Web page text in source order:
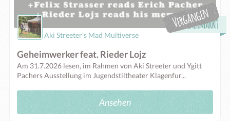
Völkermarkt
Aki Streeter's Mad Multiverse
Geheimwerker feat. Rieder Lojz
Am 31.7.2026 lesen, im Rahmen von Aki Streeter und Ygitt
Pachers Ausstellung im Jugendstiltheater Klagenfur...
Ansehen